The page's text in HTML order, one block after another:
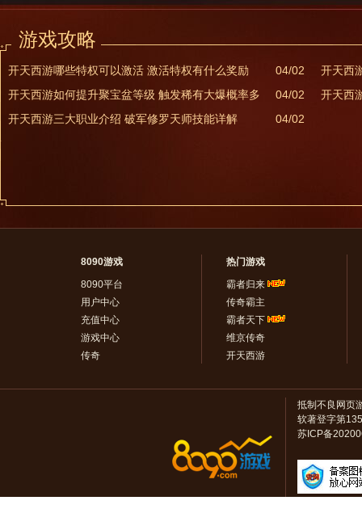
游戏攻略
04/02
开天西游哪些特权可以激活 激活特权有什么奖励
开天西
04/02
开天西游如何提升聚宝盆等级 触发稀有大爆概率多
开天西
04/02
开天西游三大职业介绍 破军修罗天师技能详解
8090游戏
8090平台
用户中心
充值中心
游戏中心
传奇
热门游戏
霸者归来
传奇霸主
霸者天下
维京传奇
开天西游
抵制不良网页
软著登字第
苏ICP备